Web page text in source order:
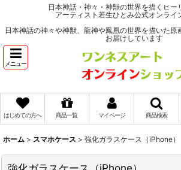
日本神話・神々・神獣の世界を描くヒー
アーティスト若生ひとみ公式オンライ
日本神話の神々や神獣、龍神や鳳凰の世界を描いた原
お届けしています
メニュー
はじめての方へ 商品一覧 マイページ 商品検索
ホーム > スマホケース > 強化ガラスケース（iPhone）